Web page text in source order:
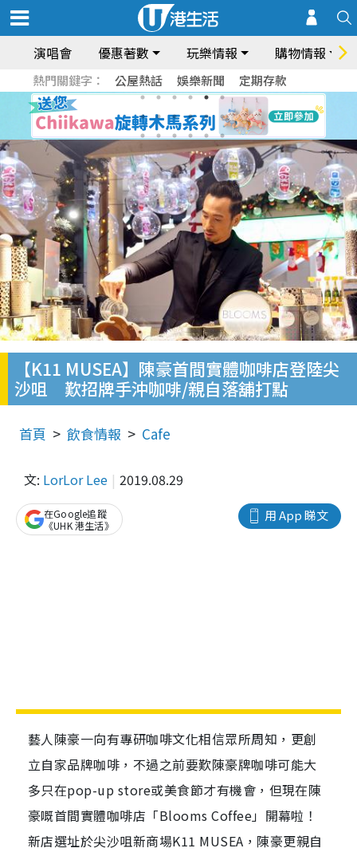
演唱會 優惠著數 玩樂情報 購物情報
熱門關鍵字： 公屋熱話 娛樂新聞 定期存款
【K11 MUSEA】陳豪首間實體咖啡店登陸尖
沙咀 歎招牌手沖咖啡/親自落舖打點
首頁 飲食情報 Cafe
文: LorLor Lee 2019.08.29
用 App 睇文
在Google追蹤
《UHK 港生活》
藝人陳豪一向有專研咖啡文化相信眾所周知，更創
立自家品牌咖啡，不過之前要歎陳豪牌咖啡可能大
多只在pop-up store或美食節才有機會，但現在陳
豪嘅首間實體咖啡店「Blooms Coffee」開幕啦！
新店選址於尖沙咀新商場K11 MUSEA，陳豪更親自